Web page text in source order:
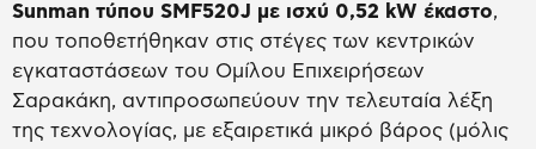
Sunman τύπου SMF520J με ισχύ 0,52 kW έκαστο,
που τοποθετήθηκαν στις στέγες των κεντρικών
εγκαταστάσεων του Ομίλου Επιχειρήσεων
Σαρακάκη, αντιπροσωπεύουν την τελευταία λέξη
της τεχνολογίας, με εξαιρετικά μικρό βάρος (μόλις